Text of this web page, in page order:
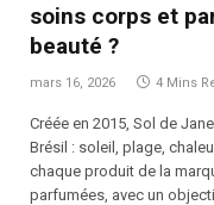
soins corps et
beauté ?
mars 16, 2026 4 Mins
Créée en 2015, Sol de
Brésil : soleil, plage,
chaque produit de la
parfumées, avec un